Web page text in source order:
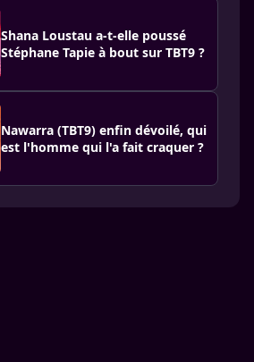
Shana Loustau a-t-elle poussé
Stéphane Tapie à bout sur TBT9 ?
Nawarra (TBT9) enfin dévoilé, qui
est l'homme qui l'a fait craquer ?